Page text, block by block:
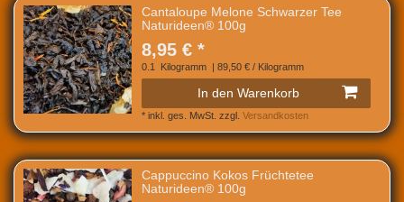
Cantaloupe Melone Schwarzer Tee
Naturideen® 100g
8,95 € *
0.1 Kilogramm | 89,50 € / Kilogramm
In den Warenkorb
* inkl. ges. MwSt. zzgl. Versandkosten
Cappuccino Kokos Früchtetee
Naturideen® 100g